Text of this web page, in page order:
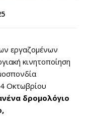
εργαζομένων
κινητοποίηση
Οκτωβρίου
δρομολόγιο